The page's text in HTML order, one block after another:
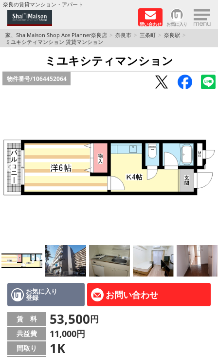
奈良の賃貸マンション・アパート
問い合わせ お気に入り ×
TOPページ
Foreigners welcome！
店長のおすすめ物件
積水ハウス Sha Maison 特集 (奈良南部)
路線·駅から探す
AcePlanner公式ライン
スタッフ紹介
リフォーム のことなら！
オーナー様へ
家、Sha Maison Shop Ace Planner奈良店 奈良市 三条町
奈良駅
ミユキシティマンション 賃貸マンション
ミユキシティマンション
物件番号/1064452064
お気に入り
登録 お問い合わせ
賃 料 53,500円
共益費 11,000円
間取り 1K